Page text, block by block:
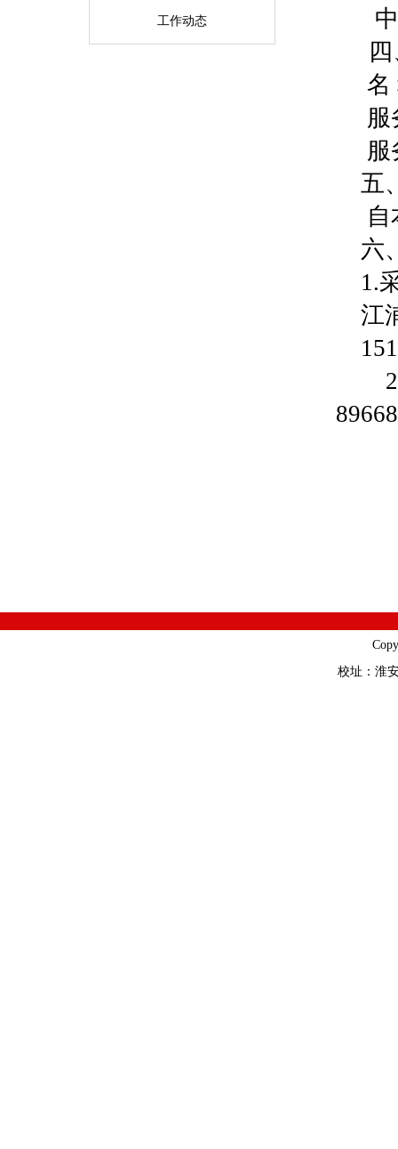
工作动态
中
四
名
服
服
五
六
1.
江
2.
校址：淮